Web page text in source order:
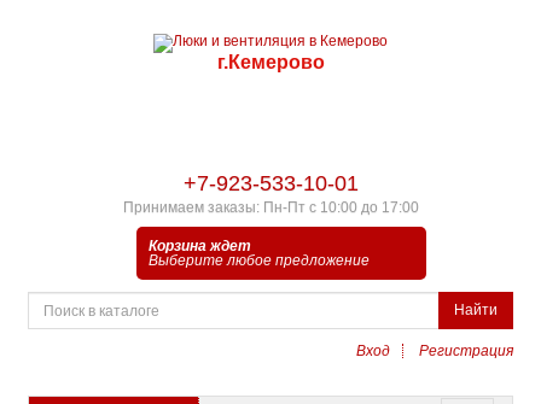
г.Кемерово
+7-923-533-10-01
Принимаем заказы: Пн-Пт с 10:00 до 17:00
Корзина ждет
Выберите любое предложение
Найти
Вход Регистрация